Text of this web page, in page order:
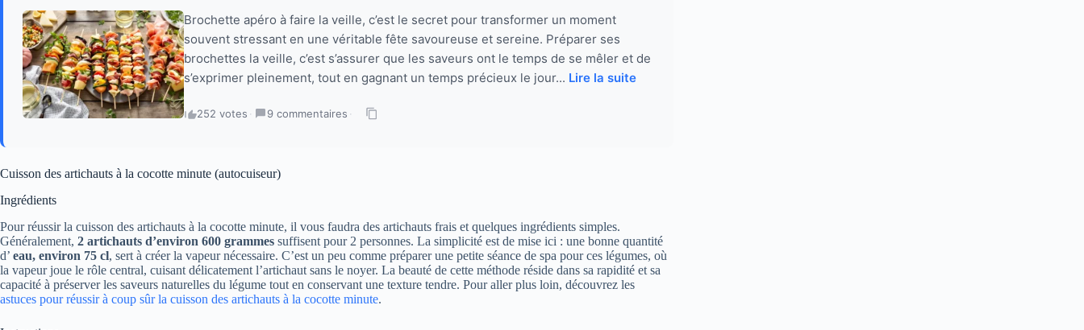
Brochette apéro à faire la veille, c’est le secret pour transformer un moment
souvent stressant en une véritable fête savoureuse et sereine. Préparer ses
brochettes la veille, c’est s’assurer que les saveurs ont le temps de se mêler et de
s’exprimer pleinement, tout en gagnant un temps précieux le jour... Lire la suite
252 votes · 9 commentaires ·
Cuisson des artichauts à la cocotte minute (autocuiseur)
Ingrédients
Pour réussir la cuisson des artichauts à la cocotte minute, il vous faudra des artichauts frais et quelques ingrédients simples.
Généralement, 2 artichauts d’environ 600 grammes suffisent pour 2 personnes. La simplicité est de mise ici : une bonne quantité
d’ eau, environ 75 cl, sert à créer la vapeur nécessaire. C’est un peu comme préparer une petite séance de spa pour ces légumes, où
la vapeur joue le rôle central, cuisant délicatement l’artichaut sans le noyer. La beauté de cette méthode réside dans sa rapidité et sa
capacité à préserver les saveurs naturelles du légume tout en conservant une texture tendre. Pour aller plus loin, découvrez les
astuces pour réussir à coup sûr la cuisson des artichauts à la cocotte minute.